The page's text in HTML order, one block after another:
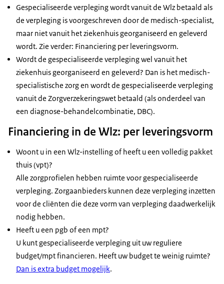
Gespecialiseerde verpleging wordt vanuit de Wlz betaald als
de verpleging is voorgeschreven door de medisch-specialist,
maar niet vanuit het ziekenhuis georganiseerd en geleverd
wordt. Zie verder: Financiering per leveringsvorm.
Wordt de gespecialiseerde verpleging wel vanuit het
ziekenhuis georganiseerd en geleverd? Dan is het medisch-
specialistische zorg en wordt de gespecialiseerde verpleging
vanuit de Zorgverzekeringswet betaald (als onderdeel van
een diagnose-behandelcombinatie, DBC).
Financiering in de Wlz: per leveringsvorm
Woont u in een Wlz-instelling of heeft u een volledig pakket
thuis (vpt)?
Alle zorgprofielen hebben ruimte voor gespecialiseerde
verpleging. Zorgaanbieders kunnen deze verpleging inzetten
voor de cliënten die deze vorm van verpleging daadwerkelijk
nodig hebben.
Heeft u een pgb of een mpt?
U kunt gespecialiseerde verpleging uit uw reguliere
budget/mpt financieren. Heeft uw budget te weinig ruimte?
Dan is extra budget mogelijk.